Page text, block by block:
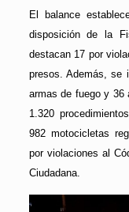
El balance
disposición de la
destacan 17 por
presos. Además, se
armas de fuego y 36
1.320
982 motocicletas
por violaciones al
Ciudadana.